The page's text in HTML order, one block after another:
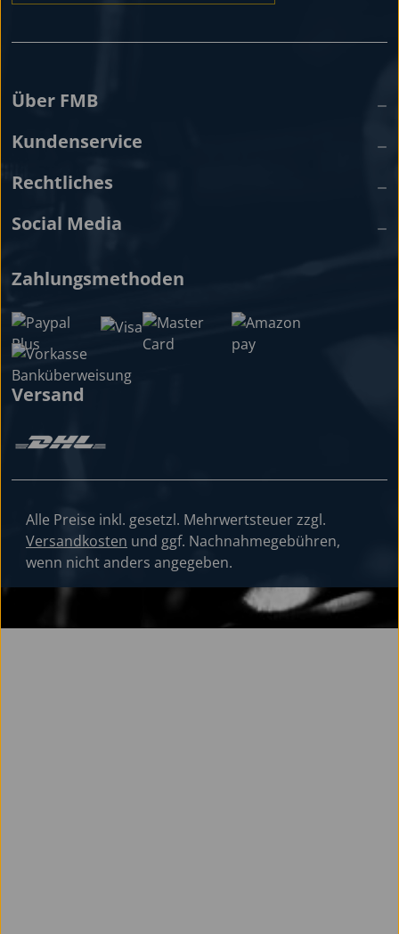
Über FMB
Kundenservice
Rechtliches
Social Media
Zahlungsmethoden
Versand
Alle Preise inkl. gesetzl. Mehrwertsteuer zzgl.
Versandkosten und ggf. Nachnahmegebühren,
wenn nicht anders angegeben.